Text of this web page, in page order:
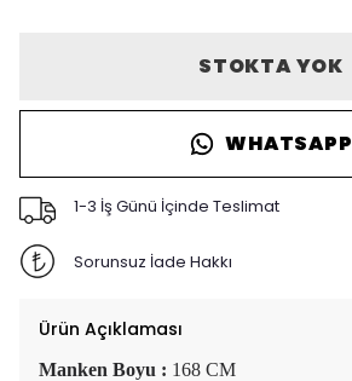
STOKTA YOK
WHATSAPP
1-3 İş Günü İçinde Teslimat
Sorunsuz İade Hakkı
Ürün Açıklaması
Manken Boyu : 168 CM